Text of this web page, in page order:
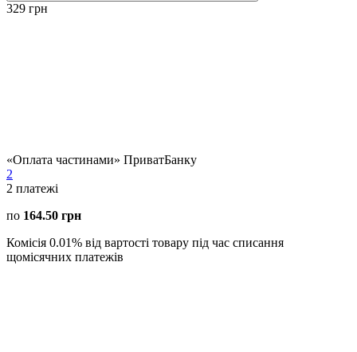
329 грн
«Оплата частинами» ПриватБанку
2
2 платежі
по 164.50 грн
Комісія 0.01% від вартості товару під час списання
щомісячних платежів